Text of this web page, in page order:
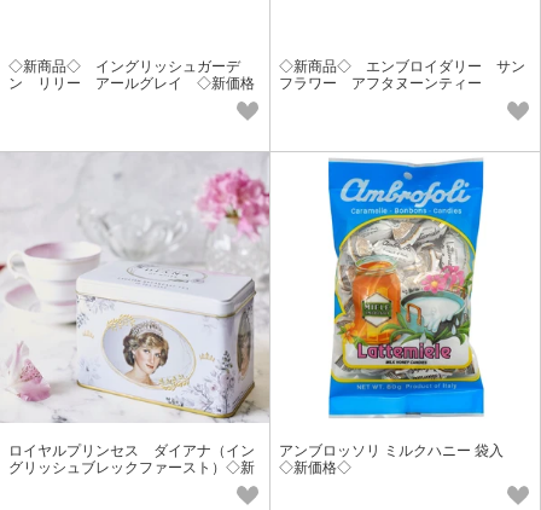
◇新商品◇ イングリッシュガーデ
ン リリー アールグレイ ◇新価格
◇新商品◇ エンブロイダリー サン
フラワー アフタヌーンティー
ロイヤルプリンセス ダイアナ（イン
グリッシュブレックファースト）◇新
アンブロッソリ ミルクハニー 袋入
◇新価格◇